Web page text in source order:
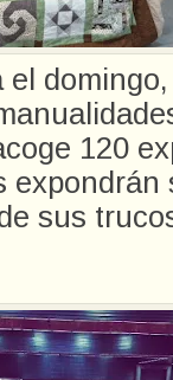
el
120
expondrán
sus